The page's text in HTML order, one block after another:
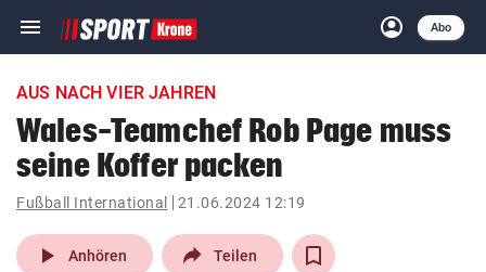
menu Navigation
ein-/ausklappen
account_circle
Anmelden
Abo
close Schließen
account_circle Anmelden
pin_drop
Wien arrow_right
AUS NACH VIER JAHREN
Wales-Teamchef Rob Page muss
seine Koffer packen
Fußball International 21.06.2024 12:19
play_arrow Anhören Teilen